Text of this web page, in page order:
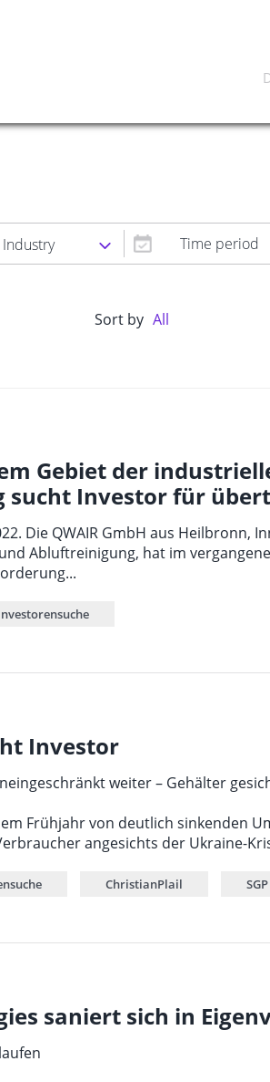
Industry Time period
Sort by
Gebiet der
Investor für
Die QWAIR GmbH aus Heilbronn,
Abluftreinigung, hat im
Investor
weiter – Gehälter
Frühjahr von deutlich sinkenden
angesichts der Ukraine-
ChristianPlail SGP
saniert sich in